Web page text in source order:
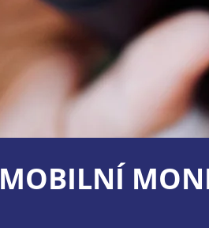
MOBILNÍ